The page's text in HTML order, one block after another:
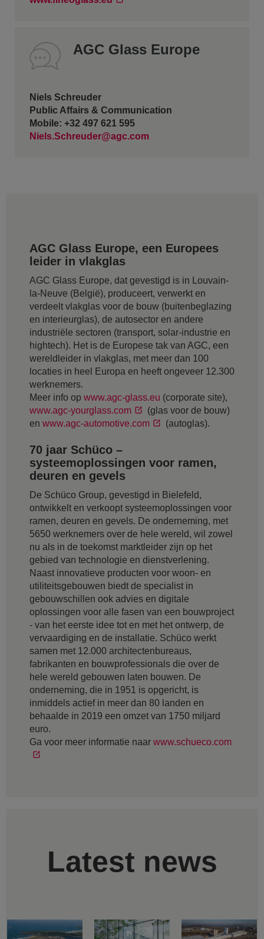
AGC Glass Europe
Niels Schreuder
Public Affairs & Communication
Mobile: +32 497 621 595
Niels.Schreuder@agc.com
AGC Glass Europe, een Europees
leider in vlakglas
AGC Glass Europe, dat gevestigd is in Louvain-
la-Neuve (België), produceert, verwerkt en
verdeelt vlakglas voor de bouw (buitenbeglazing
en interieurglas), de autosector en andere
industriële sectoren (transport, solar-industrie en
hightech). Het is de Europese tak van AGC, een
wereldleider in vlakglas, met meer dan 100
locaties in heel Europa en heeft ongeveer 12.300
werknemers.
Meer info op www.agc-glass.eu (corporate site),
www.agc-yourglass.com
(glas voor de bouw)
en www.agc-automotive.com (autoglas).
70 jaar Schüco –
systeemoplossingen voor ramen,
deuren en gevels
De Schüco Group, gevestigd in Bielefeld,
ontwikkelt en verkoopt systeemoplossingen voor
ramen, deuren en gevels. De onderneming, met
5650 werknemers over de hele wereld, wil zowel
nu als in de toekomst marktleider zijn op het
gebied van technologie en dienstverlening.
Naast innovatieve producten voor woon- en
utiliteitsgebouwen biedt de specialist in
gebouwschillen ook advies en digitale
oplossingen voor alle fasen van een bouwproject
- van het eerste idee tot en met het ontwerp, de
vervaardiging en de installatie. Schüco werkt
samen met 12.000 architectenbureaus,
fabrikanten en bouwprofessionals die over de
hele wereld gebouwen laten bouwen. De
onderneming, die in 1951 is opgericht, is
inmiddels actief in meer dan 80 landen en
behaalde in 2019 een omzet van 1750 miljard
euro.
Ga voor meer informatie naar www.schueco.com
Latest news